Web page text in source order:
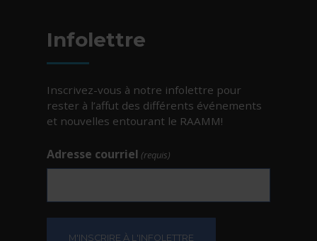
Infolettre
Inscrivez-vous à notre infolettre pour
rester à l’affut des différents événements
et nouvelles entourant le RAAMM!
Adresse courriel (requis)